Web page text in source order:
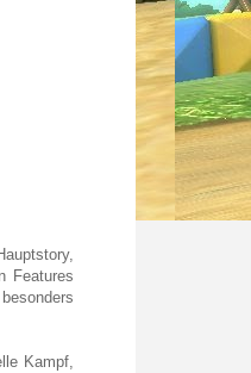
Features
Kampf,